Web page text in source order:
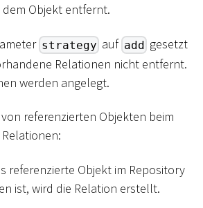
dem Objekt entfernt.
strategy auf add gesetzt
Relationen nicht entfernt.
werden angelegt.
referenzierten Objekten beim
referenzierte Objekt im Repository
ist, wird die Relation erstellt.